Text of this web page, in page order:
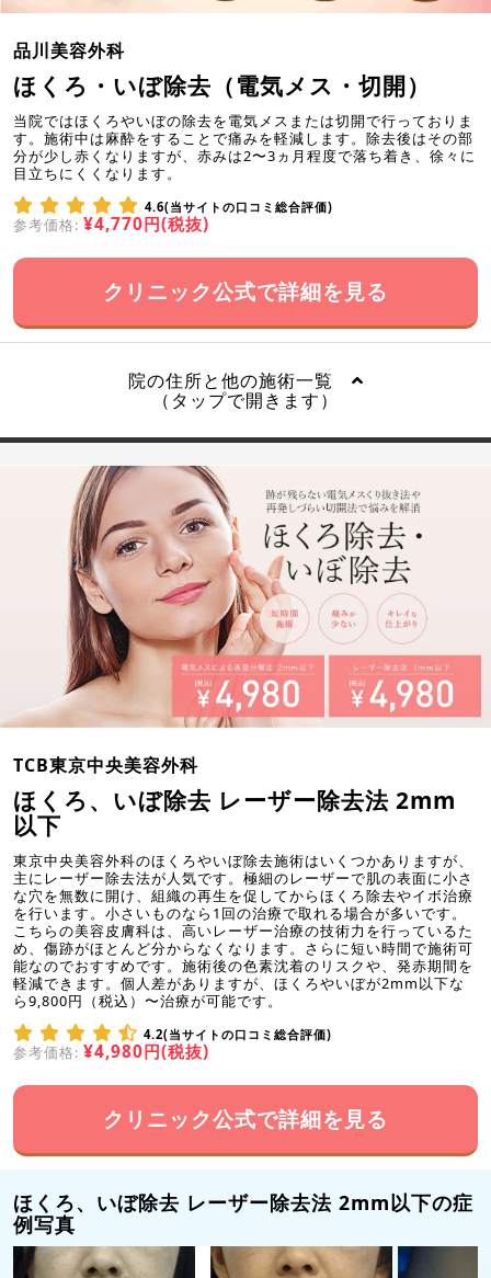
品川美容外科
ほくろ・いぼ除去（電気メス・切開）
当院ではほくろやいぼの除去を電気メスまたは切開で行っておりま
す。施術中は麻酔をすることで痛みを軽減します。除去後はその部
分が少し赤くなりますが、赤みは2〜3ヵ月程度で落ち着き、徐々に
目立ちにくくなります。
4.6(当サイトの口コミ総合評価)
参考価格: ¥4,770円(税抜)
クリニック公式で詳細を見る
院の住所と他の施術一覧
（タップで開きます）
TCB東京中央美容外科
ほくろ、いぼ除去 レーザー除去法 2mm
以下
東京中央美容外科のほくろやいぼ除去施術はいくつかありますが、
主にレーザー除去法が人気です。極細のレーザーで肌の表面に小さ
な穴を無数に開け、組織の再生を促してからほくろ除去やイボ治療
を行います。小さいものなら1回の治療で取れる場合が多いです。
こちらの美容皮膚科は、高いレーザー治療の技術力を行っているた
め、傷跡がほとんど分からなくなります。さらに短い時間で施術可
能なのでおすすめです。施術後の色素沈着のリスクや、発赤期間を
軽減できます。個人差がありますが、ほくろやいぼが2mm以下な
ら9,800円（税込）〜治療が可能です。
4.2(当サイトの口コミ総合評価)
参考価格: ¥4,980円(税抜)
クリニック公式で詳細を見る
ほくろ、いぼ除去 レーザー除去法 2mm以下の症
例写真